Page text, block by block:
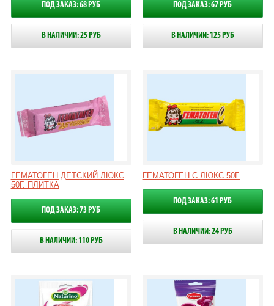
ПОД ЗАКАЗ: 68 РУБ
В НАЛИЧИИ: 25 РУБ
ПОД ЗАКАЗ: 67 РУБ
В НАЛИЧИИ: 125 РУБ
ГЕМАТОГЕН ДЕТСКИЙ ЛЮКС
50Г. ПЛИТКА
ПОД ЗАКАЗ: 73 РУБ
В НАЛИЧИИ: 110 РУБ
ГЕМАТОГЕН С ЛЮКС 50Г.
ПОД ЗАКАЗ: 61 РУБ
В НАЛИЧИИ: 24 РУБ